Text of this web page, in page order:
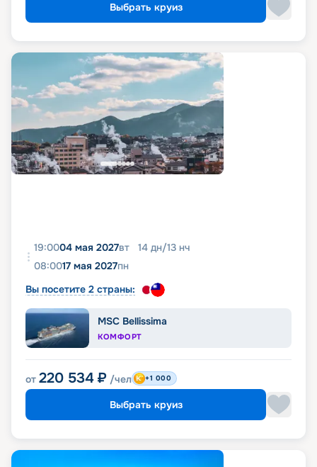
Выбрать круиз
19:0004 мая 2027вт 14 дн/13 нч
08:0017 мая 2027пн
Вы посетите 2 страны:
MSC Bellissima
КОМФОРТ
от 220 534 ₽ /чел +1 000
Выбрать круиз